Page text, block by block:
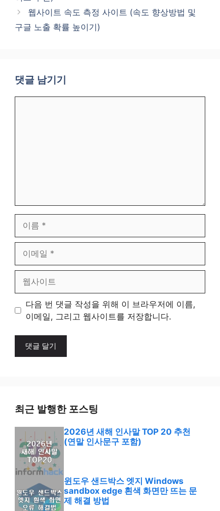
리
웹사이트 속도 측정 사이트 (속도 향상방법 및
구글 노출 확률 높이기)
댓글 남기기
일
트
다음 번 댓글 작성을 위해 이 브라우저에 이름,
이메일, 그리고 웹사이트를 저장합니다.
최근 발행한 포스팅
2026년 새해 인사말 TOP 20 추천
(연말 인사문구 포함)
윈도우 샌드박스 엣지 Windows
sandbox edge 흰색 화면만 뜨는 문
제 해결 방법